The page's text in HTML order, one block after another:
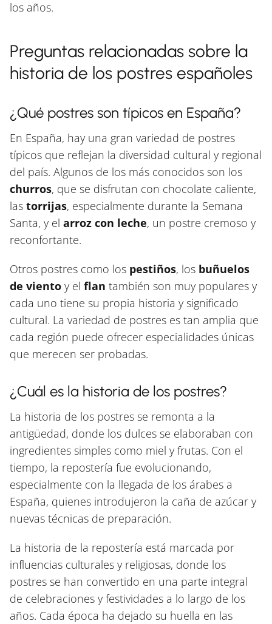
los años.
Preguntas relacionadas sobre la
historia de los postres españoles
¿Qué postres son típicos en España?
En España, hay una gran variedad de postres
típicos que reflejan la diversidad cultural y regional
del país. Algunos de los más conocidos son los
churros, que se disfrutan con chocolate caliente,
las torrijas, especialmente durante la Semana
Santa, y el arroz con leche, un postre cremoso y
reconfortante.
Otros postres como los pestiños, los buñuelos
de viento y el flan también son muy populares y
cada uno tiene su propia historia y significado
cultural. La variedad de postres es tan amplia que
cada región puede ofrecer especialidades únicas
que merecen ser probadas.
¿Cuál es la historia de los postres?
La historia de los postres se remonta a la
antigüedad, donde los dulces se elaboraban con
ingredientes simples como miel y frutas. Con el
tiempo, la repostería fue evolucionando,
especialmente con la llegada de los árabes a
España, quienes introdujeron la caña de azúcar y
nuevas técnicas de preparación.
La historia de la repostería está marcada por
influencias culturales y religiosas, donde los
postres se han convertido en una parte integral
de celebraciones y festividades a lo largo de los
años. Cada época ha dejado su huella en las